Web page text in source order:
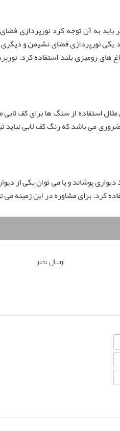
به آن توجه کرد نورپردازی
یکی نورپردازی فضای نشیمن و
های رومیزی بلند استفاده کرد.
استفاده از سنگ ها برای کف
می باشد که رنگ کف لابی نباید
پوشاند و یا می توان یکی از
برای مشاوره در این زمینه می
ارسال نظر